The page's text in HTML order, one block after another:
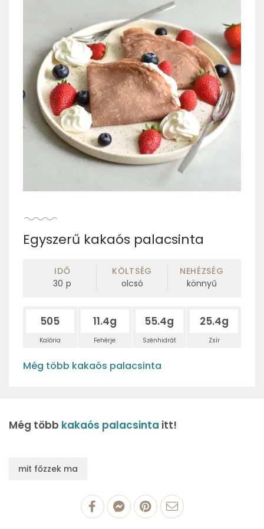
Egyszerű kakaós palacsinta
IDŐ
30 p
KÖLTSÉG
olcsó
NEHÉZSÉG
könnyű
505
Kalória
11.4g
Fehérje
55.4g
Szénhidrát
25.4g
Zsír
Még több kakaós palacsinta
Még több kakaós palacsinta itt!
mit főzzek ma